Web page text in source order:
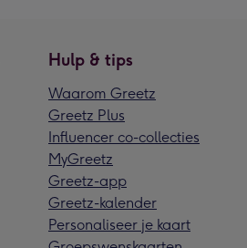
Hulp & tips
Waarom Greetz
Greetz Plus
Influencer co-collecties
MyGreetz
Greetz-app
Greetz-kalender
Personaliseer je kaart